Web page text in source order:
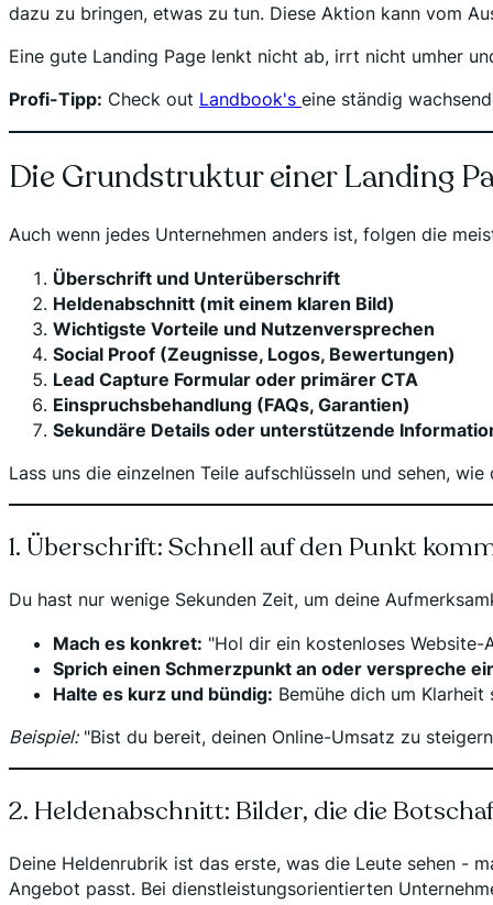
dazu zu bringen, etwas zu tun. Diese Aktion kann vom
Eine gute Landing Page lenkt nicht ab, irrt nicht umher
Profi-Tipp: Check out Landbook's eine ständig
Die Grundstruktur einer Landing
Auch wenn jedes Unternehmen anders ist, folgen die
Überschrift und Unterüberschrift
Heldenabschnitt (mit einem klaren Bild)
Wichtigste Vorteile und Nutzenversprechen
Social Proof (Zeugnisse, Logos, Bewertungen)
Lead Capture Formular oder primärer CTA
Einspruchsbehandlung (FAQs, Garantien)
Sekundäre Details oder unterstützende
Lass uns die einzelnen Teile aufschlüsseln und sehen,
1. Überschrift: Schnell auf den Punkt
Du hast nur wenige Sekunden Zeit, um deine
Mach es konkret: "Hol dir ein kostenloses Website-
Sprich einen Schmerzpunkt an oder verspreche
Halte es kurz und bündig: Bemühe dich um
Beispiel:"Bist du bereit, deinen Online-Umsatz zu
2. Heldenabschnitt: Bilder, die die
Deine Heldenrubrik ist das erste, was die Leute sehen -
Angebot passt. Bei dienstleistungsorientierten